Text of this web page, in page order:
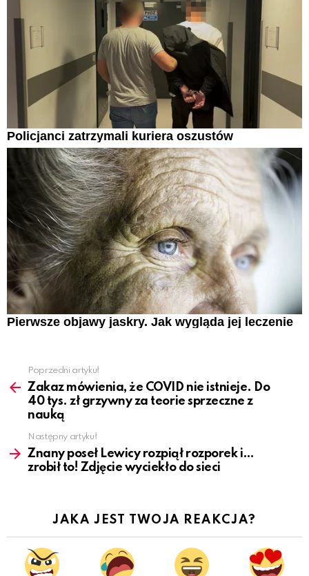
Policjanci zatrzymali kuriera oszustów
Pierwsze objawy jaskry. Jak wygląda jej leczenie
more
Poprzedni artykuł
Zakaz mówienia, że COVID nie istnieje. Do
40 tys. zł grzywny za teorie sprzeczne z
nauką
Następny artykuł
Znany poseł Lewicy rozpiął rozporek i…
zrobił to! Zdjęcie wyciekło do sieci
JAKA JEST TWOJA REAKCJA?